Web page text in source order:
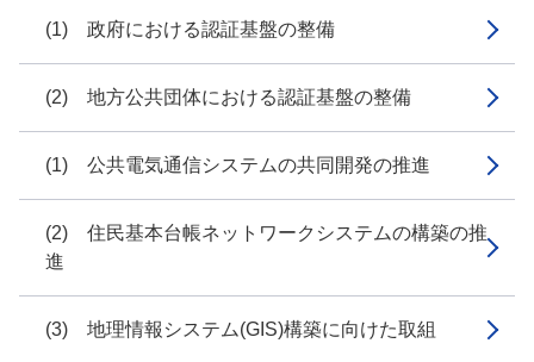
(1) 政府における認証基盤の整備
(2) 地方公共団体における認証基盤の整備
(1) 公共電気通信システムの共同開発の推進
(2) 住民基本台帳ネットワークシステムの構築の推
進
(3) 地理情報システム(GIS)構築に向けた取組